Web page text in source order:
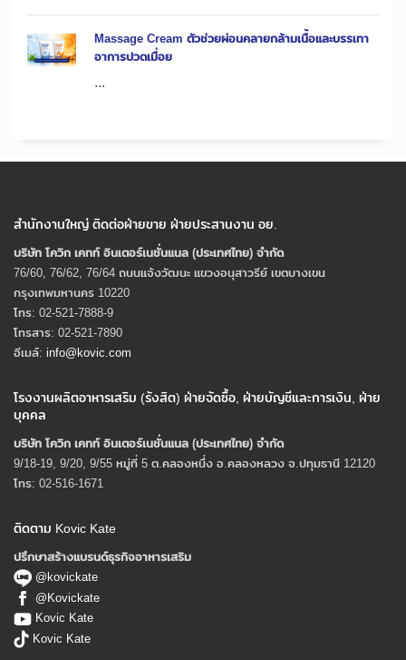
Massage Cream ตัวช่วยผ่อนคลายกล้ามเนื้อและบรรเทา
อาการปวดเมื่อย
...
สำนักงานใหญ่ ติดต่อฝ่ายขาย ฝ่ายประสานงาน อย.
บริษัท โควิก เคทท์ อินเตอร์เนชั่นแนล (ประเทศไทย) จํากัด
76/60, 76/62, 76/64 ถนนแจ้งวัฒนะ แขวงอนุสาวรีย์ เขตบางเขน
กรุงเทพมหานคร 10220
โทร: 02-521-7888-9
โทรสาร: 02-521-7890
อีเมล์: info@kovic.com
โรงงานผลิตอาหารเสริม (รังสิต) ฝ่ายจัดซื้อ, ฝ่ายบัญชีและการเงิน, ฝ่าย
บุคคล
บริษัท โควิก เคทท์ อินเตอร์เนชั่นแนล (ประเทศไทย) จํากัด
9/18-19, 9/20, 9/55 หมู่ที่ 5 ต.คลองหนึ่ง อ.คลองหลวง จ.ปทุมธานี 12120
โทร: 02-516-1671
ติดตาม Kovic Kate
ปรึกษาสร้างแบรนด์ธุรกิจอาหารเสริม
@kovickate
@Kovickate
Kovic Kate
Kovic Kate